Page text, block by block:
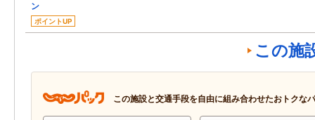
ン
ポイントUP
この施
この施設と交通手段を自由に組み合わせたおトクな